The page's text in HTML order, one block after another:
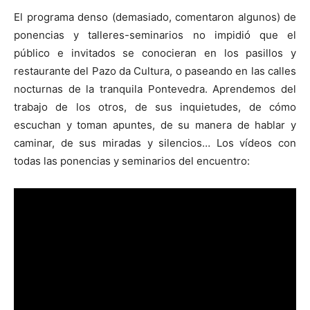
El programa denso (demasiado, comentaron algunos) de
ponencias y talleres-seminarios no impidió que el
público e invitados se conocieran en los pasillos y
restaurante del Pazo da Cultura, o paseando en las calles
nocturnas de la tranquila Pontevedra. Aprendemos del
trabajo de los otros, de sus inquietudes, de cómo
escuchan y toman apuntes, de su manera de hablar y
caminar, de sus miradas y silencios… Los vídeos con
todas las ponencias y seminarios del encuentro: